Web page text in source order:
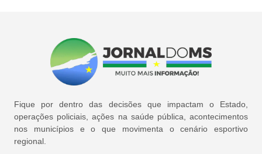
Fique por dentro das decisões que impactam o Estado,
operações policiais, ações na saúde pública, acontecimentos
nos municípios e o que movimenta o cenário esportivo
regional.